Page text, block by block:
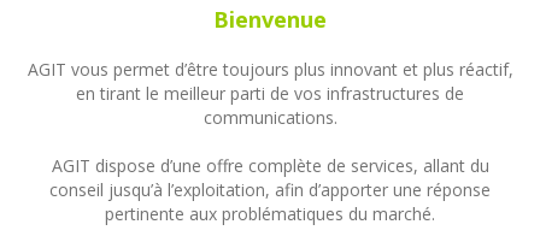
Bienvenue
AGIT vous permet d’être toujours plus innovant et plus réactif,
en tirant le meilleur parti de vos infrastructures de
communications.
AGIT dispose d’une offre complète de services, allant du
conseil jusqu’à l’exploitation, afin d’apporter une réponse
pertinente aux problématiques du marché.